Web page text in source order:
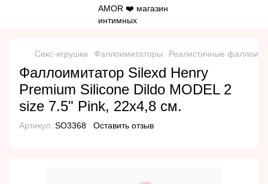
Секс-игрушки Фаллоимитаторы Реалистичные
Фаллоимитатор Silexd Henry
Premium Silicone Dildo MODEL 2
size 7.5" Pink, 22х4,8 см.
Артикул: SO3368 Оставить отзыв